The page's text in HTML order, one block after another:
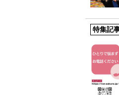
特集記